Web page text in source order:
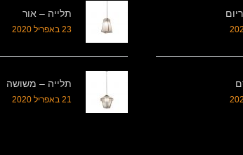
תלייה – אור
23 באפריל 2020
תלייה – משושה
21 באפריל 2020